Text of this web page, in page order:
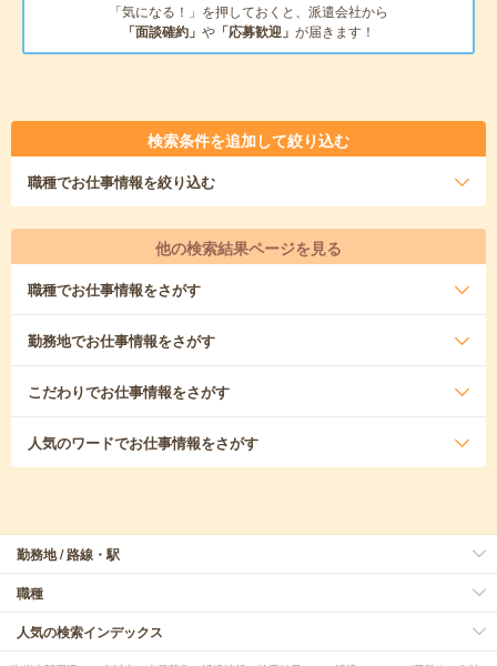
「気になる！」を押しておくと、派遣会社から
「面談確約」 や 「応募歓迎」 が届きます！
検索条件を追加して絞り込む
職種でお仕事情報を絞り込む
他の検索結果ページを見る
職種でお仕事情報をさがす
勤務地でお仕事情報をさがす
こだわりでお仕事情報をさがす
人気のワードでお仕事情報をさがす
勤務地 / 路線・駅
職種
人気の検索インデックス